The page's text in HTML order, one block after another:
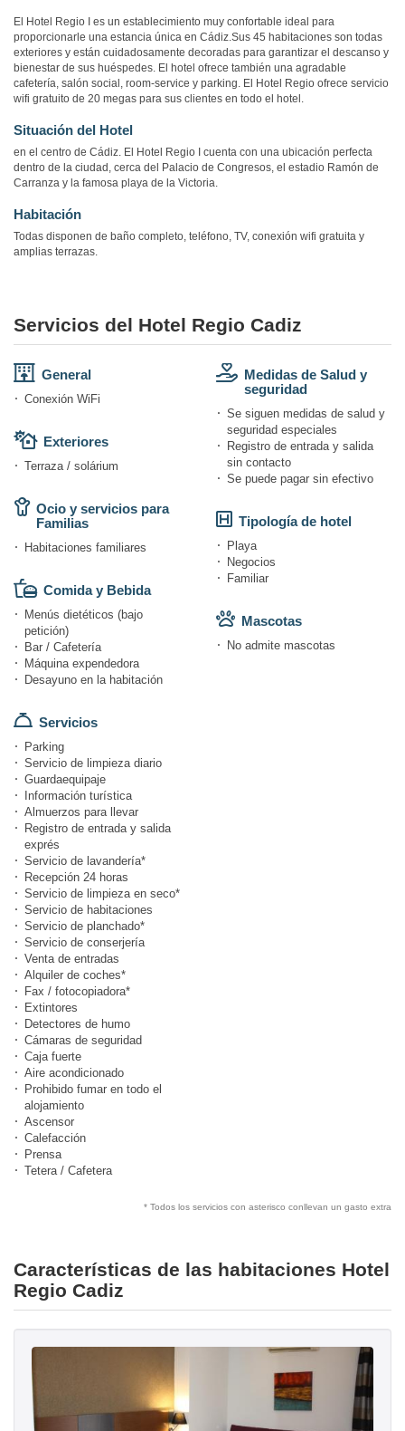
El Hotel Regio I es un establecimiento muy confortable ideal para
proporcionarle una estancia única en Cádiz.Sus 45 habitaciones son todas
exteriores y están cuidadosamente decoradas para garantizar el descanso y
bienestar de sus huéspedes. El hotel ofrece también una agradable
cafetería, salón social, room-service y parking. El Hotel Regio ofrece servicio
wifi gratuito de 20 megas para sus clientes en todo el hotel.
Situación del Hotel
en el centro de Cádiz. El Hotel Regio I cuenta con una ubicación perfecta
dentro de la ciudad, cerca del Palacio de Congresos, el estadio Ramón de
Carranza y la famosa playa de la Victoria.
Habitación
Todas disponen de baño completo, teléfono, TV, conexión wifi gratuita y
amplias terrazas.
Servicios del Hotel Regio Cadiz
General
Conexión WiFi
Exteriores
Terraza / solárium
Ocio y servicios para
Familias
Habitaciones familiares
Comida y Bebida
Menús dietéticos (bajo
petición)
Bar / Cafetería
Máquina expendedora
Desayuno en la habitación
Servicios
Parking
Servicio de limpieza diario
Guardaequipaje
Información turística
Almuerzos para llevar
Registro de entrada y salida
exprés
Servicio de lavandería*
Recepción 24 horas
Servicio de limpieza en seco*
Servicio de habitaciones
Servicio de planchado*
Servicio de conserjería
Venta de entradas
Alquiler de coches*
Fax / fotocopiadora*
Extintores
Detectores de humo
Cámaras de seguridad
Caja fuerte
Aire acondicionado
Prohibido fumar en todo el
alojamiento
Ascensor
Calefacción
Prensa
Tetera / Cafetera
Medidas de Salud y
seguridad
Se siguen medidas de salud y
seguridad especiales
Registro de entrada y salida
sin contacto
Se puede pagar sin efectivo
Tipología de hotel
Playa
Negocios
Familiar
Mascotas
No admite mascotas
* Todos los servicios con asterisco conllevan un gasto extra
Características de las habitaciones Hotel
Regio Cadiz